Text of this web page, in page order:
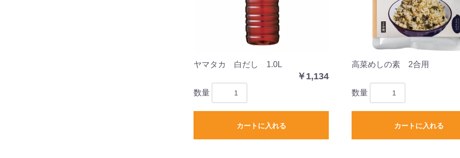
ヤマタカ 白だし 1.0L
￥1,134
数量
カートに入れる
高菜めしの素 2合用
数量
カートに入れる
お買い物を続ける カートへ進む